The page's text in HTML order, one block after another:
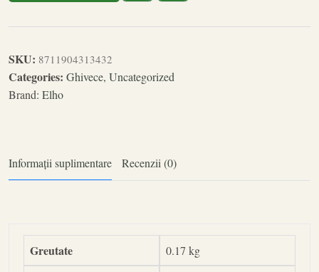
SKU: 8711904313432
Categories: Ghivece, Uncategorized
Brand: Elho
Informații suplimentare Recenzii (0)
Greutate 0.17 kg